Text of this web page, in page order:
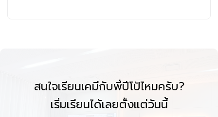
สนใจเรียนเคมีกับพี่ปีโป้ไหมครับ?
เริ่มเรียนได้เลยตั้งแต่วันนี้